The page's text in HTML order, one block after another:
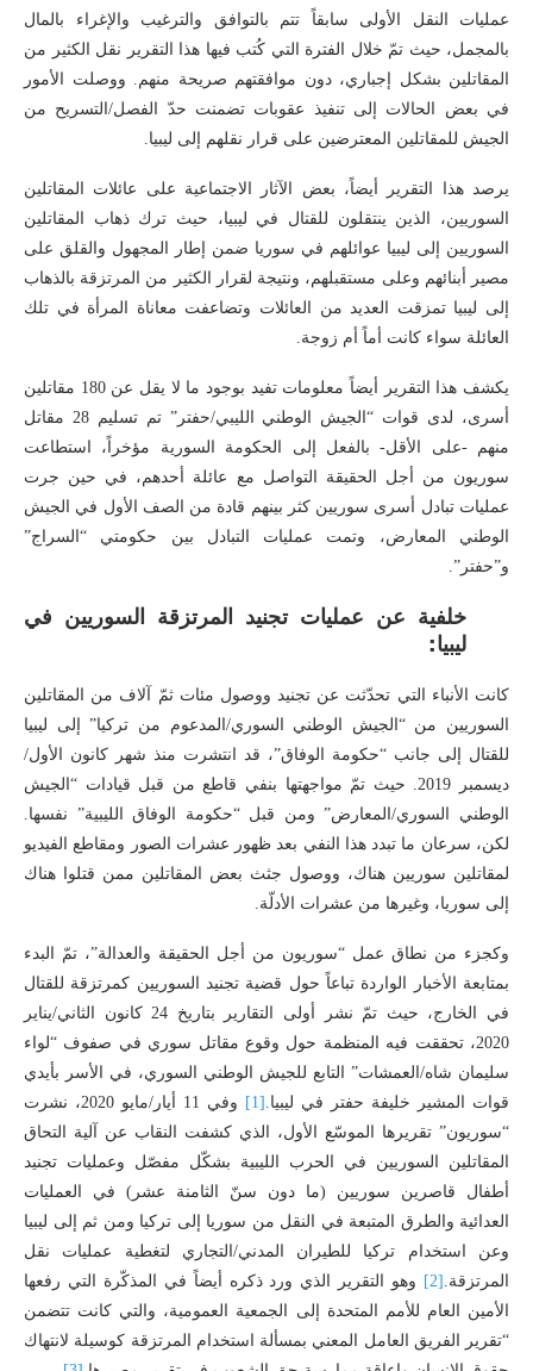
عمليات النقل الأولى سابقاً تتم بالتوافق والترغيب والإغراء بالمال
بالمجمل، حيث تمّ خلال الفترة التي كُتب فيها هذا التقرير نقل الكثير من
المقاتلين بشكل إجباري، دون موافقتهم صريحة منهم. ووصلت الأمور
في بعض الحالات إلى تنفيذ عقوبات تضمنت حدّ الفصل/التسريح من
الجيش للمقاتلين المعترضين على قرار نقلهم إلى ليبيا.
يرصد هذا التقرير أيضاً، بعض الآثار الاجتماعية على عائلات المقاتلين
السوريين، الذين ينتقلون للقتال في ليبيا، حيث ترك ذهاب المقاتلين
السوريين إلى ليبيا عوائلهم في سوريا ضمن إطار المجهول والقلق على
مصير أبنائهم وعلى مستقبلهم، ونتيجة لقرار الكثير من المرتزقة بالذهاب
إلى ليبيا تمزقت العديد من العائلات وتضاعفت معاناة المرأة في تلك
العائلة سواء كانت أماً أم زوجة.
يكشف هذا التقرير أيضاً معلومات تفيد بوجود ما لا يقل عن 180 مقاتلين
أسرى، لدى قوات “الجيش الوطني الليبي/حفتر” تم تسليم 28 مقاتل
منهم -على الأقل- بالفعل إلى الحكومة السورية مؤخراً، استطاعت
سوريون من أجل الحقيقة التواصل مع عائلة أحدهم، في حين جرت
عمليات تبادل أسرى سوريين كثر بينهم قادة من الصف الأول في الجيش
الوطني المعارض، وتمت عمليات التبادل بين حكومتي “السراج”
و”حفتر”.
خلفية عن عمليات تجنيد المرتزقة السوريين في
ليبيا:
كانت الأنباء التي تحدّثت عن تجنيد ووصول مئات ثمّ آلاف من المقاتلين
السوريين من “الجيش الوطني السوري/المدعوم من تركيا” إلى ليبيا
للقتال إلى جانب “حكومة الوفاق”، قد انتشرت منذ شهر كانون الأول/
ديسمبر 2019. حيث تمّ مواجهتها بنفي قاطع من قبل قيادات “الجيش
الوطني السوري/المعارض” ومن قبل “حكومة الوفاق الليبية” نفسها.
لكن، سرعان ما تبدد هذا النفي بعد ظهور عشرات الصور ومقاطع الفيديو
لمقاتلين سوريين هناك، ووصول جثث بعض المقاتلين ممن قتلوا هناك
إلى سوريا، وغيرها من عشرات الأدلّة.
وكجزء من نطاق عمل “سوريون من أجل الحقيقة والعدالة”، تمّ البدء
بمتابعة الأخبار الواردة تباعاً حول قضية تجنيد السوريين كمرتزقة للقتال
في الخارج، حيث تمّ نشر أولى التقارير بتاريخ 24 كانون الثاني/يناير
2020، تحققت فيه المنظمة حول وقوع مقاتل سوري في صفوف “لواء
سليمان شاه/العمشات” التابع للجيش الوطني السوري، في الأسر بأيدي
قوات المشير خليفة حفتر في ليبيا. [1]
وفي 11 أيار/مايو 2020، نشرت
“سوريون” تقريرها الموسّع الأول، الذي كشفت النقاب عن آلية التحاق
المقاتلين السوريين في الحرب الليبية بشكّل مفصّل وعمليات تجنيد
أطفال قاصرين سوريين (ما دون سنّ الثامنة عشر) في العمليات
العدائية والطرق المتبعة في النقل من سوريا إلى تركيا ومن ثم إلى ليبيا
وعن استخدام تركيا للطيران المدني/التجاري لتغطية عمليات نقل
المرتزقة. [2]
وهو التقرير الذي ورد ذكره أيضاً في المذكّرة التي رفعها
الأمين العام للأمم المتحدة إلى الجمعية العمومية، والتي كانت تتضمن
“تقرير الفريق العامل المعني بمسألة استخدام المرتزقة كوسيلة لانتهاك